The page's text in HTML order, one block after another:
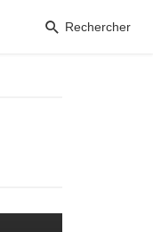
Rechercher